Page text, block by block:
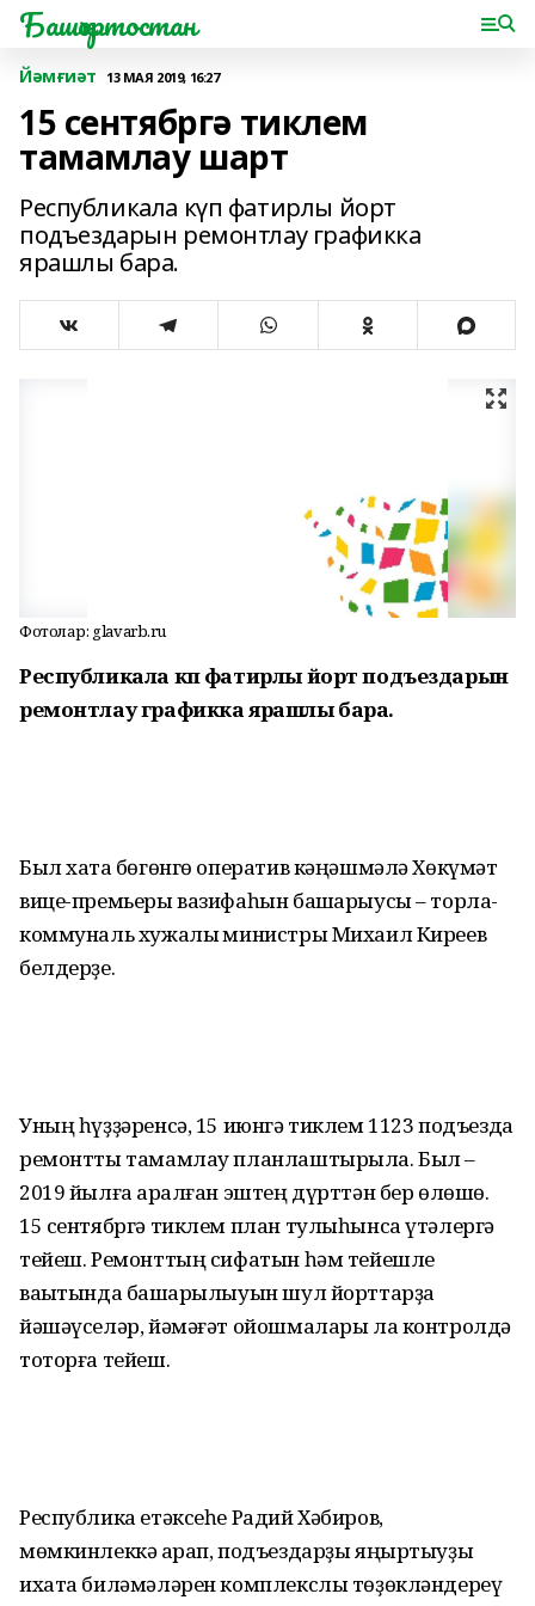
Башҡортостан
Йәмғиәт 13 МАЯ 2019, 16:27
15 сентябргә тиклем
тамамлау шарт
Республикала күп фатирлы йорт
подъездарын ремонтлау графикка
ярашлы бара.
Фотолар: glavarb.ru
Республикала күп фатирлы йорт подъездарын
ремонтлау графикка ярашлы бара.
Был хаҡта бөгөнгө оператив кәңәшмәлә Хөкүмәт
вице-премьеры вазифаһын башҡарыусы – торлаҡ-
коммуналь хужалыҡ министры Михаил Киреев
белдерҙе.
Уның һүҙҙәренсә, 15 июнгә тиклем 1123 подъезда
ремонтты тамамлау планлаштырыла. Был –
2019 йылға ҡаралған эштең дүрттән бер өлөшө.
15 сентябргә тиклем план тулыһынса үтәлергә
тейеш. Ремонттың сифатын һәм тейешле
ваҡытында башҡарылыуын шул йорттарҙа
йәшәүселәр, йәмәғәт ойошмалары ла контролдә
тоторға тейеш.
Республика етәксеһе Радий Хәбиров,
мөмкинлеккә ҡарап, подъездарҙы яңыртыуҙы
ихата биләмәләрен комплекслы төҙөкләндереү